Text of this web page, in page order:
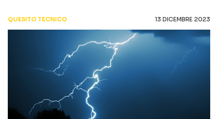
QUESITO TECNICO 13 DICEMBRE 2023